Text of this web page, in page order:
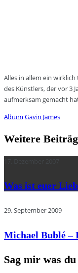
Alles in allem ein
des Künstlers, der vor 3
aufmerksam gemacht
Album Gavin James
Weitere
Was ist euer
29. September 2009
Michael Bublé –
Sag mir was